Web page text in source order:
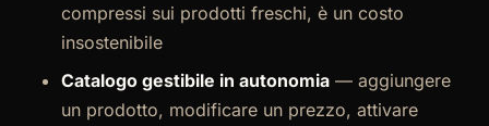
compressi sui prodotti freschi, è un costo
insostenibile
Catalogo gestibile in autonomia — aggiungere
un prodotto, modificare un prezzo, attivare